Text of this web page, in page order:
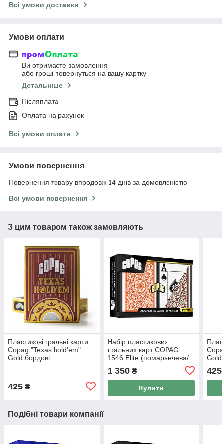
Всі умови доставки
Умови оплати
Ви отримаєте замовлення
або гроші повернуться на вашу картку
Детальніше
Післяплата
Оплата на рахунок
Всі умови оплати
Умови повернення
Повернення товару впродовж 14 днів за домовленістю
Всі умови повернення
З цим товаром також замовляють
Пластикові гральні карти
Copag "Texas hold'em"
Gold бордові
425 ₴
Набір пластикових
гральних карт COPAG
1546 Elite (помаранчева/
1 350₴
Купити
Gold
425
Подібні товари компанії